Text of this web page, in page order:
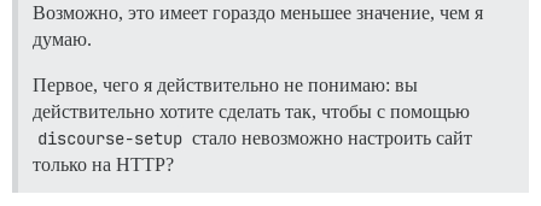
Возможно, это имеет гораздо меньшее значение, чем я
думаю.
Первое, чего я действительно не понимаю: вы
действительно хотите сделать так, чтобы с помощью
discourse-setup стало невозможно настроить сайт
только на HTTP?